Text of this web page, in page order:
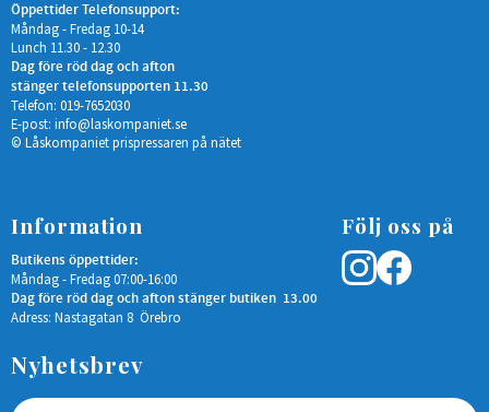
Öppettider Telefonsupport:
Måndag - Fredag 10-14
Lunch 11.30 - 12.30
Dag före röd dag och afton
stänger telefonsupporten 11.30
Telefon: 019-7652030
E-post: info@laskompaniet.se
© Låskompaniet prispressaren på nätet
Information
Butikens öppettider:
Måndag - Fredag 07:00-16:00
Dag före röd dag och afton stänger butiken 13.00
Adress: Nastagatan 8 Örebro
Följ oss på
Nyhetsbrev